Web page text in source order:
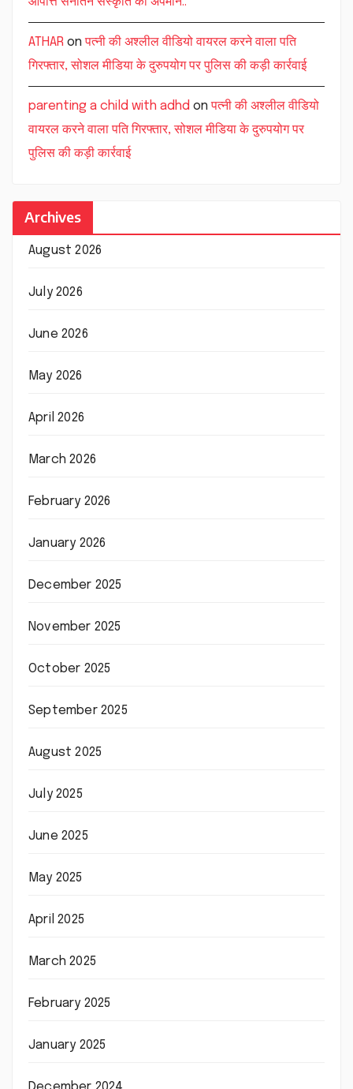
ATHAR onपत्नी की अश्लील वीडियो वायरल करने वाला पति
गिरफ्तार, सोशल मीडिया के दुरुपयोग पर पुलिस की कड़ी कार्रवाई
parenting a child with adhd onपत्नी की अश्लील वीडियो
वायरल करने वाला पति गिरफ्तार, सोशल मीडिया के दुरुपयोग पर
पुलिस की कड़ी कार्रवाई
Archives
August 2026
July 2026
June 2026
May 2026
April 2026
March 2026
February 2026
January 2026
December 2025
November 2025
October 2025
September 2025
August 2025
July 2025
June 2025
May 2025
April 2025
March 2025
February 2025
January 2025